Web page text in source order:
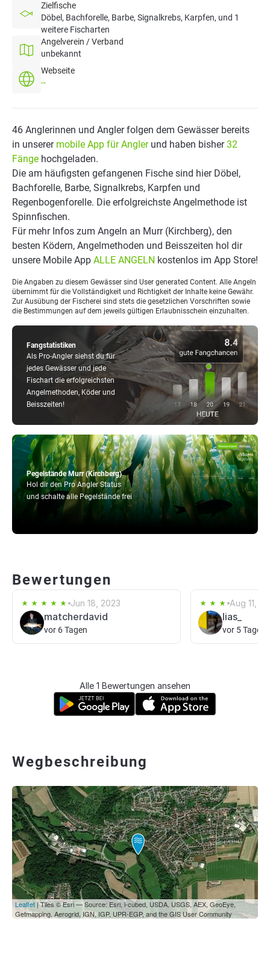
Zielfische
Döbel, Bachforelle, Barbe, Signalkrebs, Karpfen, und 1
weitere Fischarten
Angelverein / Verband
unbekannt
Webseite
--
Pegelstände Murr (Kirchberg)
Hol dir den Pro Angler Status
und schalte alle Pegelstände frei
Fangstatistiken
Als Pro-Angler siehst du für
jedes Gewässer und jede
Fischart die erfolgreichsten
Angelmethoden, Köder und
Beisszeiten!
46 Anglerinnen und Angler folgen dem Gewässer bereits
in unserer mobile App für Anglerund haben bisher32
Fänge hochgeladen.
Die am häufigsten gefangenen Fische sind hier Döbel,
Bachforelle, Barbe, Signalkrebs, Karpfen und
Regenbogenforelle. Die erfolgreichste Angelmethode ist
Spinnfischen.
Für mehr Infos zum Angeln an Murr (Kirchberg), den
besten Ködern, Angelmethoden und Beisszeiten hol dir
unsere Mobile App ALLE ANGELN kostenlos im App Store!
Die Angaben zu diesem Gewässer sind User generated Content. Alle Angeln
übernimmt für die Vollständigkeit und Richtigkeit der Inhalte keine Gewähr.
Zur Ausübung der Fischerei sind stets die gesetzlichen Vorschriften sowie
die Bestimmungen auf dem jeweils gültigen Erlaubnisschein einzuhalten.
Bewertungen
Jun 18, 2023
matcherdavid
vor 6 Tagen
Aug 11,
lias_
vor 5 Tagen
Alle 1 Bewertungen ansehen
Wegbeschreibung
Leaflet| Tiles © Esri — Source: Esri, i-cubed, USDA, USGS, AEX, GeoEye,
Getmapping, Aerogrid, IGN, IGP, UPR-EGP, and the GIS User Community